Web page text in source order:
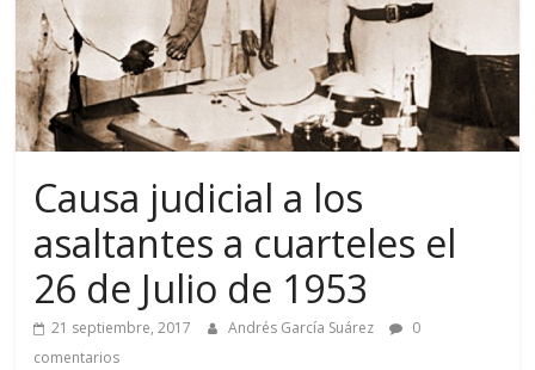
Causa judicial a los
asaltantes a cuarteles el
26 de Julio de 1953
21 septiembre, 2017 Andrés García Suárez
0
comentarios